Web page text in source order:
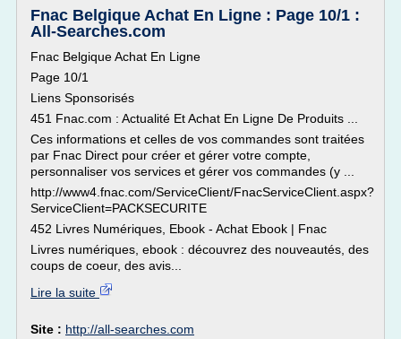
Fnac Belgique Achat En Ligne : Page 10/1 :
All-Searches.com
Fnac Belgique Achat En Ligne
Page 10/1
Liens Sponsorisés
451 Fnac.com : Actualité Et Achat En Ligne De Produits ...
Ces informations et celles de vos commandes sont traitées
par Fnac Direct pour créer et gérer votre compte,
personnaliser vos services et gérer vos commandes (y ...
http://www4.fnac.com/ServiceClient/FnacServiceClient.aspx?
ServiceClient=PACKSECURITE
452 Livres Numériques, Ebook - Achat Ebook | Fnac
Livres numériques, ebook : découvrez des nouveautés, des
coups de coeur, des avis...
Lire la suite
Site : http://all-searches.com